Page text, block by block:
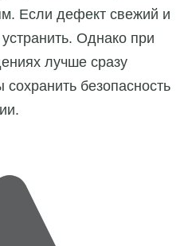
Если дефект свежий и
Однако при
лучше сразу
сохранить безопасность